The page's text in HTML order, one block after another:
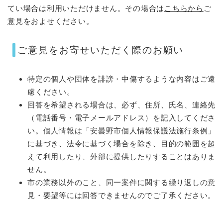
てい場合は利用いただけません。その場合は こちらから ご
意見をおよせください。
ご意見をお寄せいただく際のお願い
特定の個人や団体を誹謗・中傷するような内容はご遠
慮ください。
回答を希望される場合は、必ず、住所、氏名、連絡先
（電話番号・電子メールアドレス）を記入してくださ
い。個人情報は「安曇野市個人情報保護法施行条例」
に基づき、法令に基づく場合を除き、目的の範囲を超
えて利用したり、外部に提供したりすることはありま
せん。
市の業務以外のこと、同一案件に関する繰り返しの意
見・要望等には回答できませんのでご了承ください。